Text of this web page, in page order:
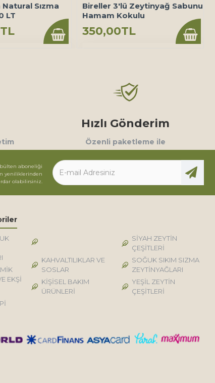
Natural Sızma
LT
Bireller 3'lü Zeytinyağ Sabunu
Hamam Kokulu
350,00TL
Hızlı Gönderim
Özenli paketleme ile
aboneliği
yeniliklerinden
olabilirsiniz.
EKŞİ
KAHVALTILIKLAR VE
SOSLAR
KİŞİSEL BAKIM
ÜRÜNLERİ
SİYAH ZEYTİN
ÇEŞİTLERİ
SOĞUK SIKIM SIZMA
ZEYTİNYAĞLARI
YEŞİL ZEYTİN
ÇEŞİTLERİ